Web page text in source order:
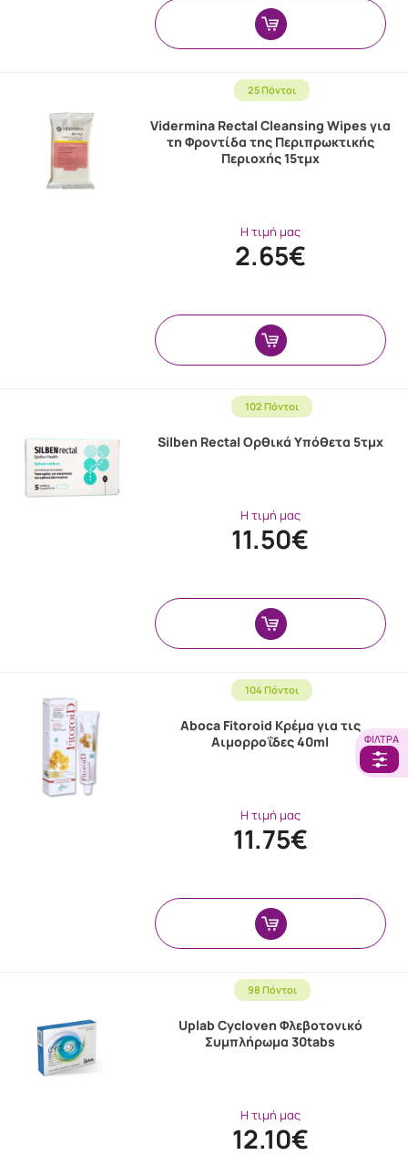
ΦΊΛΤΡΑ
25 Πόντοι
Vidermina Rectal Cleansing Wipes για
τη Φροντίδα της Περιπρωκτικής
Περιοχής 15τμχ
Η τιμή μας
2.65€
102 Πόντοι
Silben Rectal Ορθικά Υπόθετα 5τμχ
Η τιμή μας
11.50€
104 Πόντοι
Aboca Fitoroid Κρέμα για τις
Αιμορροΐδες 40ml
Η τιμή μας
11.75€
98 Πόντοι
Uplab Cycloven Φλεβοτονικό
Συμπλήρωμα 30tabs
Η τιμή μας
12.10€